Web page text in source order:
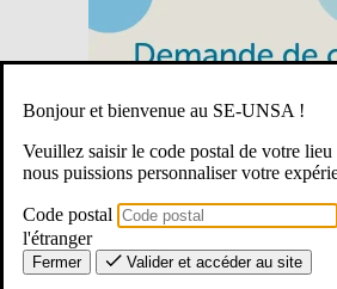
Bonjour et bienvenue au SE-UNSA !
Veuillez saisir le code postal de votre
nous puissions personnaliser votre
Code postal
l'étranger
Fermer Valider et accéder au site